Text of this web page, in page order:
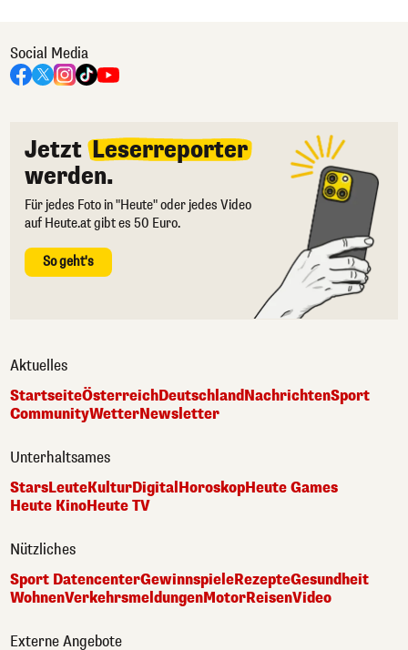
Social Media
Jetzt Leserreporter
werden.
Für jedes Foto in "Heute" oder jedes Video
auf Heute.at gibt es 50 Euro.
So geht's
Aktuelles
StartseiteÖsterreichDeutschlandNachrichtenSport
CommunityWetterNewsletter
Unterhaltsames
StarsLeuteKulturDigital HoroskopHeute Games
Heute KinoHeute TV
Nützliches
Sport DatencenterGewinnspieleRezepteGesundheit
WohnenVerkehrsmeldungenMotorReisenVideo
Externe Angebote